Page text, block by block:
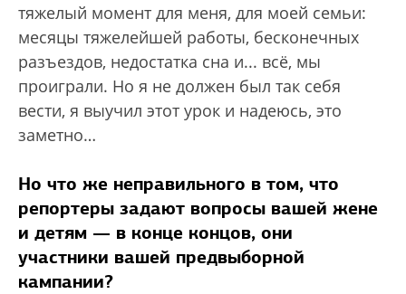
тяжелый момент для меня, для моей семьи:
месяцы тяжелейшей работы, бесконечных
разъездов, недостатка сна и... всё, мы
проиграли. Но я не должен был так себя
вести, я выучил этот урок и надеюсь, это
заметно…
Но что же неправильного в том, что
репортеры задают вопросы вашей жене
и детям — в конце концов, они
участники вашей предвыборной
кампании?